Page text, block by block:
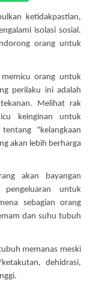
ketidakpastian,
isolasi sosial.
orang untuk
orang untuk
perilaku ini adalah
Melihat rak
keinginan untuk
"kelangkaan
akan lebih berharga
akan bayangan
pengeluaran untuk
sebagian orang
dan suhu tubuh
memanas meski
dehidrasi,